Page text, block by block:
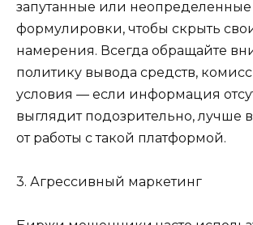
запутанные или неопределенные
формулировки, чтобы скрыть
намерения. Всегда обращайте
политику вывода средств,
условия — если информация
выглядит подозрительно, лучше
от работы с такой платформой.
3. Агрессивный маркетинг